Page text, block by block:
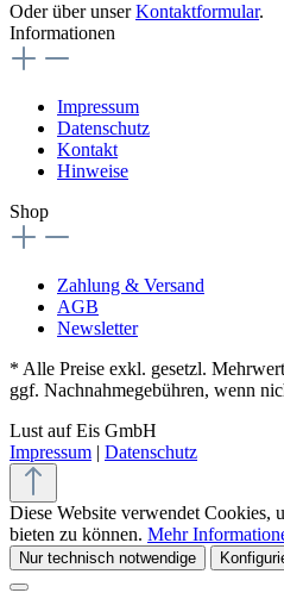
Oder über unserKontaktformular.
Informationen
Impressum
Datenschutz
Kontakt
Hinweise
Shop
Zahlung & Versand
AGB
Newsletter
* Alle Preise exkl. gesetzl.
ggf. Nachnahmegebühren, wenn
Lust auf Eis GmbH
Impressum | Datenschutz
Diese Website verwendet Cookies,
bieten zu können. Mehr
Nur technisch notwendige